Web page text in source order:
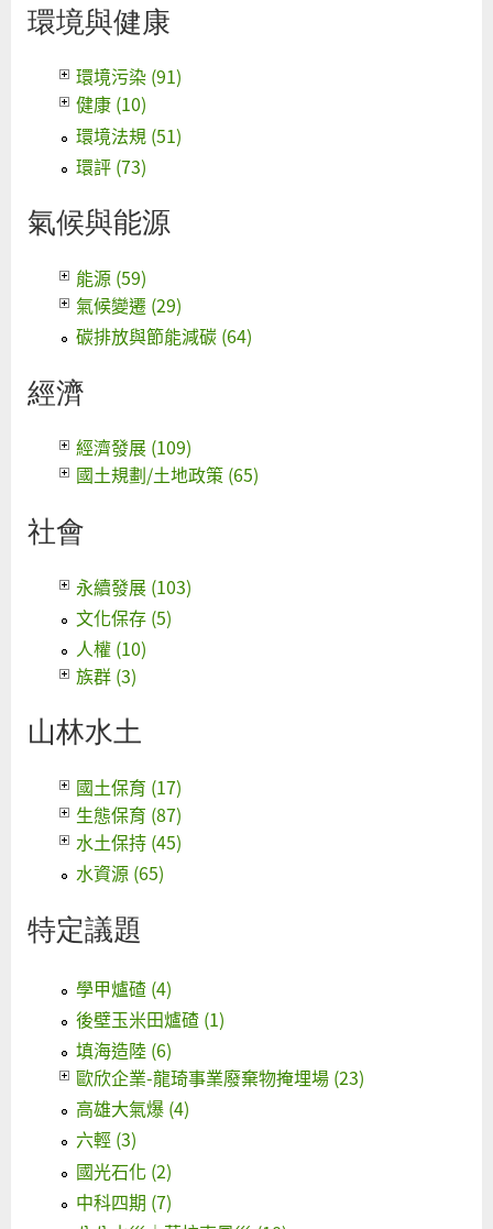
環境與健康
環境污染 (91)
健康 (10)
環境法規 (51)
環評 (73)
氣候與能源
能源 (59)
氣候變遷 (29)
碳排放與節能減碳 (64)
經濟
經濟發展 (109)
國土規劃/土地政策 (65)
社會
永續發展 (103)
文化保存 (5)
人權 (10)
族群 (3)
山林水土
國土保育 (17)
生態保育 (87)
水土保持 (45)
水資源 (65)
特定議題
學甲爐碴 (4)
後壁玉米田爐碴 (1)
填海造陸 (6)
歐欣企業-龍琦事業廢棄物掩埋場 (23)
高雄大氣爆 (4)
六輕 (3)
國光石化 (2)
中科四期 (7)